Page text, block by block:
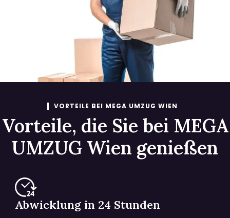
VORTEILE BEI MEGA UMZUG WIEN
Vorteile, die Sie bei MEGA
UMZUG Wien genießen
Abwicklung in 24 Stunden